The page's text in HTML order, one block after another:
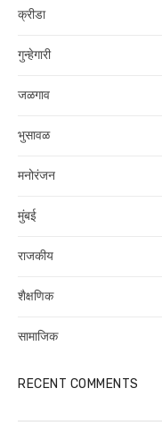
क्रीडा
गुन्हेगारी
जळगाव
भुसावळ
मनोरंजन
मुंबई
राजकीय
शैक्षणिक
सामाजिक
RECENT COMMENTS